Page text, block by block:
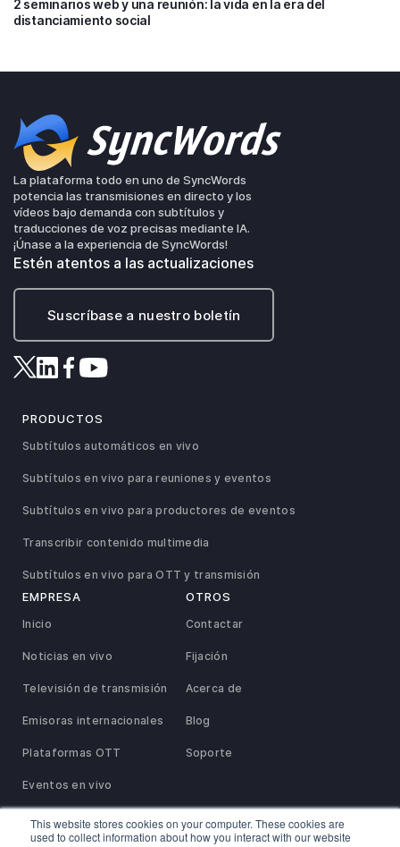
This website stores cookies on your computer. These cookies are
used to collect information about how you interact with our website
2 seminarios web y una reunión: la vida en la era del
distanciamiento social
La plataforma todo en uno de SyncWords
potencia las transmisiones en directo y los
vídeos bajo demanda con subtítulos y
traducciones de voz precisas mediante IA.
¡Únase a la experiencia de SyncWords!
Estén atentos a las actualizaciones
Suscríbase a nuestro boletín
PRODUCTOS
Subtítulos automáticos en vivo
Subtítulos en vivo para reuniones y eventos
Subtítulos en vivo para productores de eventos
Transcribir contenido multimedia
Subtítulos en vivo para OTT y transmisión
EMPRESA
Inicio
Noticias en vivo
Televisión de transmisión
Emisoras internacionales
Plataformas OTT
Eventos en vivo
OTROS
Contactar
Fijación
Acerca de
Blog
Soporte